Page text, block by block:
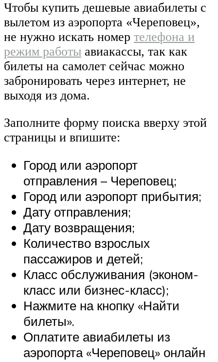
Чтобы купить дешевые авиабилеты с
вылетом из аэропорта «Череповец»,
не нужно искать номер телефона и
режим работы авиакассы, так как
билеты на самолет сейчас можно
забронировать через интернет, не
выходя из дома.
Заполните форму поиска вверху этой
страницы и впишите:
Город или аэропорт
отправления – Череповец;
Город или аэропорт прибытия;
Дату отправления;
Дату возвращения;
Количество взрослых
пассажиров и детей;
Класс обслуживания (эконом-
класс или бизнес-класс);
Нажмите на кнопку «Найти
билеты».
Оплатите авиабилеты из
аэропорта «Череповец» онлайн